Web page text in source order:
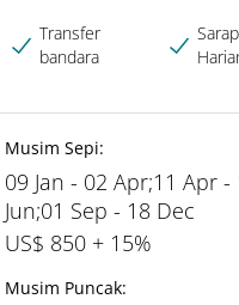
Transfer
bandara
Musim Sepi:
09 Jan - 02 Apr;11 Apr -
Jun;01 Sep - 18 Dec
US$ 850 + 15%
Musim Puncak: